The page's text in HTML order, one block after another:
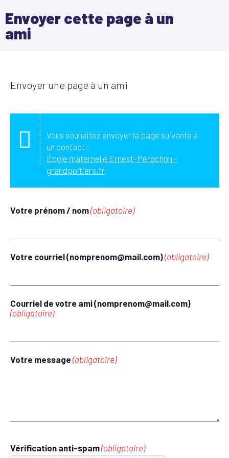
Envoyer cette page à un
ami
Envoyer une page à un ami
Vous souhaitez envoyer la page suivante à
un contact :
École maternelle Ernest-Pérochon -
grandpoitiers.fr
Votre prénom / nom(obligatoire)
Votre courriel (nomprenom@mail.com)(obligatoire)
Courriel de votre ami (nomprenom@mail.com)
(obligatoire)
Votre message (obligatoire)
Vérification anti-spam(obligatoire)